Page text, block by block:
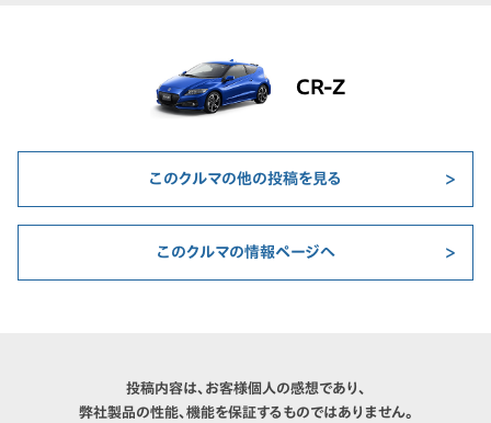
CR-Z
このクルマの他の投稿を見る
このクルマの情報ページへ
投稿内容は、お客様個人の感想であり、
弊社製品の性能、機能を保証するものではありません。